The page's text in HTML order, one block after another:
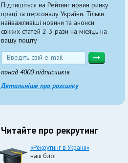
Підпишіться на Рейтинг новин ринку
праці та персоналу України. Тільки
найважливіші новини та анонси
свіжих статей 2-3 рази на місяць на
вашу пошту
понад 4000 підписчиків
Детальніше про розсилку
Читайте про рекрутинг
«Рекрутинг в Україні»
наш блог